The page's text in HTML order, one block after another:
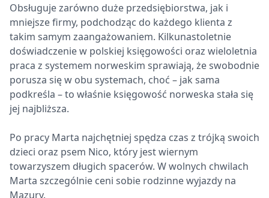
Obsługuje zarówno duże przedsiębiorstwa, jak i
mniejsze firmy, podchodząc do każdego klienta z
takim samym zaangażowaniem. Kilkunastoletnie
doświadczenie w polskiej księgowości oraz wieloletnia
praca z systemem norweskim sprawiają, że swobodnie
porusza się w obu systemach, choć – jak sama
podkreśla – to właśnie księgowość norweska stała się
jej najbliższa.
Po pracy Marta najchętniej spędza czas z trójką swoich
dzieci oraz psem Nico, który jest wiernym
towarzyszem długich spacerów. W wolnych chwilach
Marta szczególnie ceni sobie rodzinne wyjazdy na
Mazury.